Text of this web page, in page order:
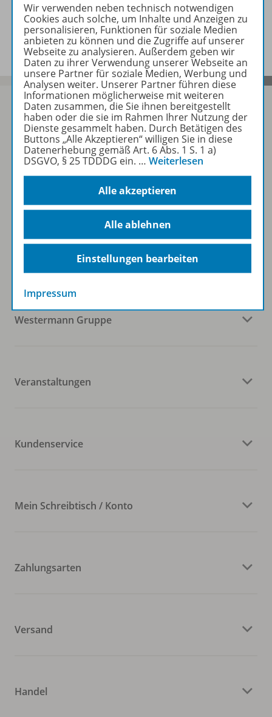
Benachrichtigungs-Service
Sofort profitieren
Zum Newsletter anmelden
Folgen Sie uns auf Social Media
Westermann Gruppe
Veranstaltungen
Kundenservice
Mein Schreibtisch / Konto
Zahlungsarten
Versand
Handel
Wir verwenden neben technisch notwendigen
Cookies auch solche, um Inhalte und Anzeigen zu
personalisieren, Funktionen für soziale Medien
anbieten zu können und die Zugriffe auf unserer
Webseite zu analysieren. Außerdem geben wir
Daten zu ihrer Verwendung unserer Webseite an
unsere Partner für soziale Medien, Werbung und
Analysen weiter. Unserer Partner führen diese
Informationen möglicherweise mit weiteren
Daten zusammen, die Sie ihnen bereitgestellt
haben oder die sie im Rahmen Ihrer Nutzung der
Dienste gesammelt haben. Durch Betätigen des
Buttons „Alle Akzeptieren“ willigen Sie in diese
Datenerhebung gemäß Art. 6 Abs. 1 S. 1 a)
DSGVO, § 25 TDDDG ein. … Weiterlesen
Alle akzeptieren
Alle ablehnen
Einstellungen bearbeiten
Impressum